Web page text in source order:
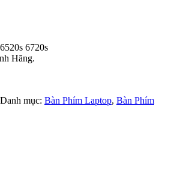
6720s
Hãng.
Danh mục: Bàn Phím Laptop, Bàn Phím